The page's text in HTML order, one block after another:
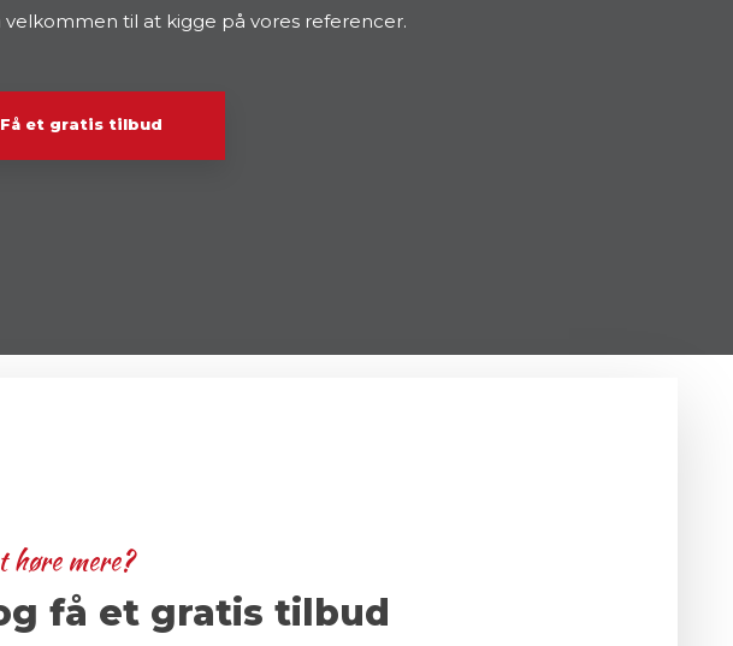
til at kigge på vores referencer.​
Få et gratis tilbud
høre mere?
få et gratis tilbud